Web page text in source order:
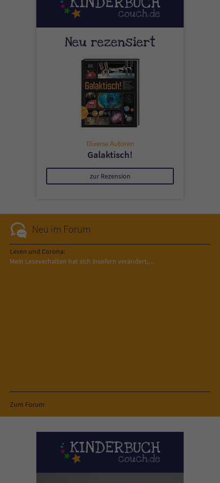
Neu rezensiert
Diverse Autoren
Galaktisch!
zur Rezension
Neu im Forum
Lesen und Corona:
Mein Leseverhalten hat sich insofern verändert,…
Zum Forum